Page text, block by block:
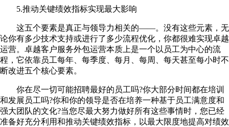
5.推动关键绩效指标实现最大影响
这五个要素是真正与领导力相关的——。没有这些元素，无
论你有多少技术支持或进行了多少流程优化，你都很难实现卓越
运营。卓越客户服务外包运营本质上是一个以员工为中心的流
程，它依靠员工每年、每季度、每月、每周、每天甚至每小时不
断改进五个核心要素。
你在尽一切可能招聘最好的员工吗?你大部分时间都在培训
和发展员工吗?你和你的领导是否在培养一种基于员工满意度和
强大团队的文化?当您尽最大努力做好所有这些事情时，您已经
准备好充分利用和推动关键绩效指标，以最大限度地提高对绩效